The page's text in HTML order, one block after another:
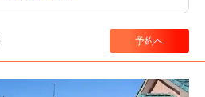
予約へ